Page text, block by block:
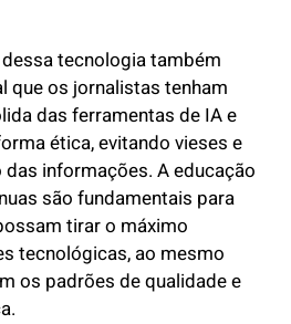
tecnologia também
que os jornalistas tenham
das ferramentas de IA e
ética, evitando vieses e
informações. A educação
são fundamentais para
tirar o máximo
tecnológicas, ao mesmo
os padrões de qualidade e